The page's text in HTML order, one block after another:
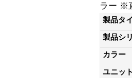
ラー ※
製品タ
製品シ
カラー
ユニッ